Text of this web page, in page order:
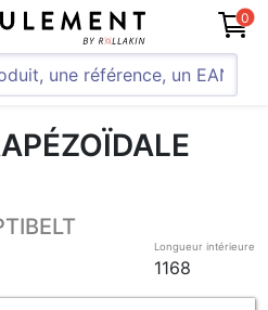
0
Longueur intérieure
1168